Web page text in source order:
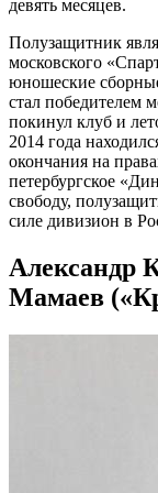
девять месяцев.
Полузащитник
московского
юношеские
стал победителем
покинул клуб и
2014 года
окончания на
петербургское
свободу,
силе дивизион в
Александр
Мамаев